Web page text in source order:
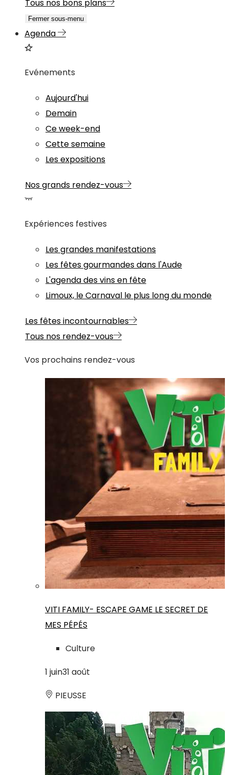
Tous nos bons plans
Fermer sous-menu
Agenda
Evénements
Aujourd'hui
Demain
Ce week-end
Cette semaine
Les expositions
Nos grands rendez-vous
Expériences festives
Les grandes manifestations
Les fêtes gourmandes dans l'Aude
L'agenda des vins en fête
Limoux, le Carnaval le plus long du monde
Les fêtes incontournables
Tous nos rendez-vous
Vos prochains rendez-vous
VITI FAMILY- ESCAPE GAME LE SECRET DE
MES PÉPÉS
Culture
1 juin31 août
PIEUSSE